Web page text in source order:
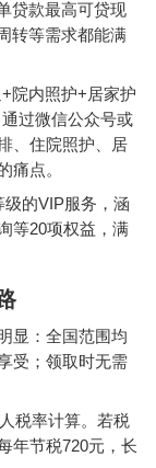
贷款最高可贷现
转等需求都能满
+院内照护+居家护
过微信公众号或
、住院照护、居
痛点。
级的VIP服务，涵
等20项权益，满
显：全国范围均
受；领取时无需
税率计算。若税
年节税720元，长